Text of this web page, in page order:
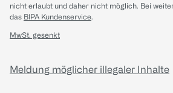
nicht erlaubt und daher nicht möglich. Bei
das BIPA Kundenservice.
MwSt. gesenkt
Meldung möglicher illegaler Inhalte